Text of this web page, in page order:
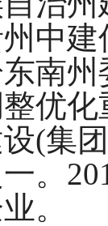
中建
南州
优化
(集
一。
。